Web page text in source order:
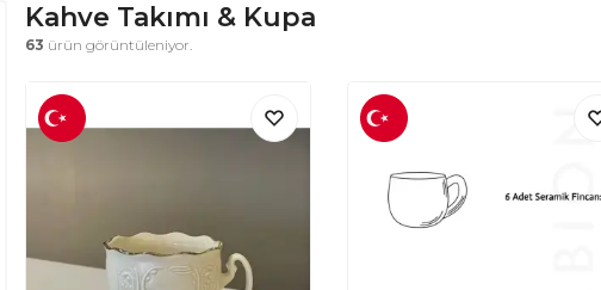
Kahve Takımı & Kupa
63 ürün görüntüleniyor.